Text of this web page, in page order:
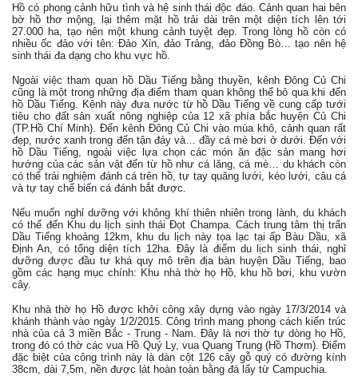
Hồ có phong cảnh hữu tình và hệ sinh thái độc đáo. Cảnh quan hai bên
bờ hồ thơ mộng, lại thêm mặt hồ trải dài trên một diện tích lên tới
27.000 ha, tạo nên một khung cảnh tuyệt đẹp. Trong lòng hồ còn có
nhiều ốc đảo với tên: Đảo Xỉn, đảo Trảng, đảo Đồng Bò… tạo nên hệ
sinh thái đa dạng cho khu vực hồ.
Ngoài việc tham quan hồ Dầu Tiếng bằng thuyền, kênh Đông Củ Chi
cũng là một trong những địa điểm tham quan không thể bỏ qua khi đến
hồ Dầu Tiếng. Kênh này đưa nước từ hồ Dầu Tiếng về cung cấp tưới
tiêu cho đất sản xuất nông nghiệp của 12 xã phía bắc huyện Củ Chi
(TP.Hồ Chí Minh). Đến kênh Đông Củ Chi vào mùa khô, cảnh quan rất
đẹp, nước xanh trong đến tận đáy và… đầy cá mè bơi ở dưới. Đến với
hồ Dầu Tiếng, ngoài việc lựa chọn các món ăn đặc sản mang hơi
hướng của các sản vật đến từ hồ như cá lăng, cá mè… du khách còn
có thể trải nghiệm đánh cá trên hồ, tự tay quăng lưới, kéo lưới, câu cá
và tự tay chế biến cá đánh bắt được.
Nếu muốn nghỉ dưỡng với không khí thiên nhiên trong lành, du khách
có thể đến Khu du lịch sinh thái Đọt Champa. Cách trung tâm thị trấn
Dầu Tiếng khoảng 12km, khu du lịch này tọa lạc tại ấp Bàu Dầu, xã
Định An, có tổng diện tích 12ha. Đây là điểm du lịch sinh thái, nghỉ
dưỡng được đầu tư khá quy mô trên địa bàn huyện Dầu Tiếng, bao
gồm các hạng mục chính: Khu nhà thờ họ Hồ, khu hồ bơi, khu vườn
cây.
Khu nhà thờ họ Hồ được khởi công xây dựng vào ngày 17/3/2014 và
khánh thành vào ngày 1/2/2015. Công trình mang phong cách kiến trúc
nhà của cả 3 miền Bắc - Trung - Nam. Đây là nơi thờ tự dòng họ Hồ,
trong đó có thờ các vua Hồ Quý Ly, vua Quang Trung (Hồ Thơm). Điểm
đặc biệt của công trình này là dàn cột 126 cây gỗ quý có đường kính
38cm, dài 7,5m, nền được lát hoàn toàn bằng đá lấy từ Campuchia.